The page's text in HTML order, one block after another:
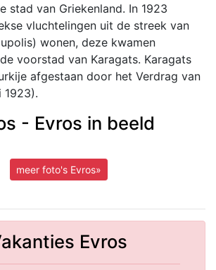
stad van Griekenland. In 1923
vluchtelingen uit de streek van
wonen, deze kwamen
voorstad van Karagats. Karagats
afgestaan door het Verdrag van
1923).
- Evros in beeld
meer foto's Evros»
Evros